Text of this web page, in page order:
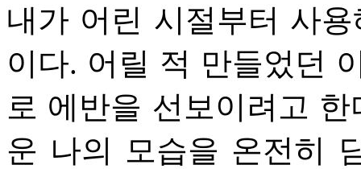
내가 어린 시절부터 사
이다. 어릴 적 만들었던
로 에반을 선보이려고
운 나의 모습을 온전히